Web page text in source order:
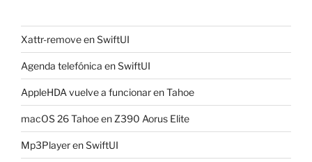
Xattr-remove en SwiftUI
Agenda telefónica en SwiftUI
AppleHDA vuelve a funcionar en Tahoe
macOS 26 Tahoe en Z390 Aorus Elite
Mp3Player en SwiftUI